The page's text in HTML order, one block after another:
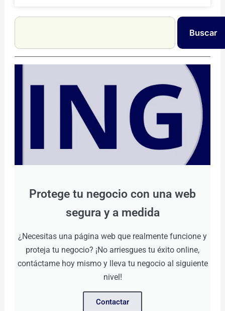
Search
Buscar
Protege tu negocio con una web
segura y a medida
¿Necesitas una página web que realmente funcione y
proteja tu negocio? ¡No arriesgues tu éxito online,
contáctame hoy mismo y lleva tu negocio al siguiente
nivel!
Contactar